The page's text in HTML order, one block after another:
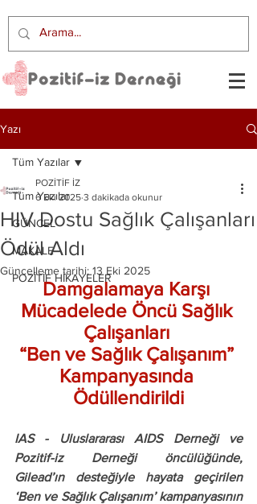
Yazı
Tüm Yazılar
GÜNCEL
MAKALE
POZİTİF HİKAYELER
Tüm Yazılar
HIV Dostu Sağlık Çalışanları
Ödül Aldı
POZİTİF İZ
6 Eki 2025 3 dakikada okunur
Güncelleme tarihi: 13 Eki 2025
Damgalamaya Karşı
Mücadelede Öncü Sağlık
Çalışanları
“Ben ve Sağlık Çalışanım”
Kampanyasında
Ödüllendirildi
IAS - Uluslararası AIDS Derneği ve
Pozitif-iz Derneği öncülüğünde,
Gilead’ın desteğiyle hayata geçirilen
‘Ben ve Sağlık Çalışanım’ kampanyasının